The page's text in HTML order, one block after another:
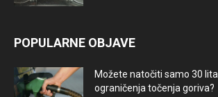
POPULARNE OBJAVE
Možete natočiti samo 30
ograničenja točenja goriva?